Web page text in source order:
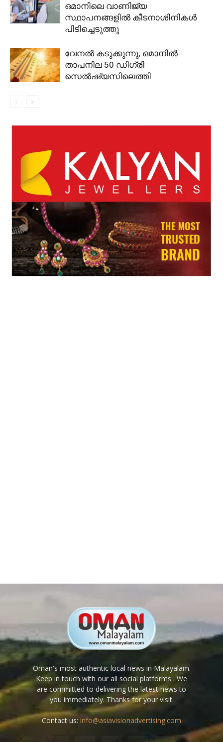
ഒമാനിലെ വാണിജ്യ
സ്ഥാപനങ്ങളിൽ കീടനാശിനികൾ
പിടിച്ചെടുത്തു
വേനൽ കടുക്കുന്നു; ഒമാനിൽ
താപനില 50 ഡിഗ്രി
സെൽഷ്യസിലെത്തി
Oman's most authentic local news in Malayalam.
Keep in touch with our all social platforms . We
are committed to delivering the latest news to
you immediately. Thanks for your visit.
Contact us: info@asiavisionadvertising.com